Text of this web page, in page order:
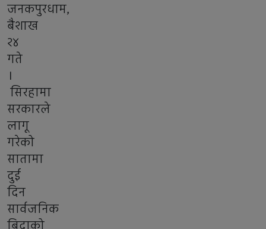
जनकपुरधाम,
बैशाख
२४
गते
।
सिरहामा
सरकारले
लागू
गरेको
सातामा
दुई
दिन
सार्वजनिक